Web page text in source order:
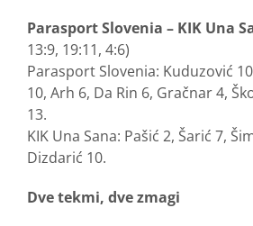
Parasport Slovenia – KIK Una
13:9, 19:11, 4:6)
Parasport Slovenia: Kuduzović
10, Arh 6, Da Rin 6, Gračnar 4,
13.
KIK Una Sana: Pašić 2, Šarić 7,
Dizdarić 10.
Dve tekmi, dve zmagi